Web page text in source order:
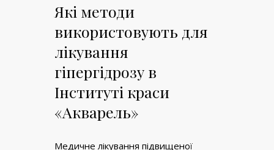
Які методи
використовують для
лікування
гіпергідрозу в
Інституті краси
«Акварель»
Медичне лікування підвищеної